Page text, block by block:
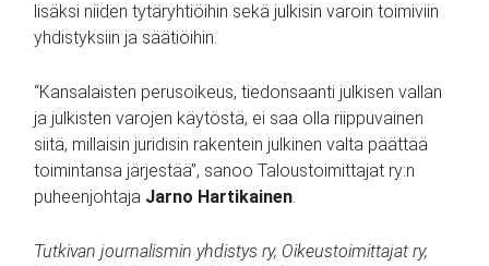
lisäksi niiden tytäryhtiöihin sekä julkisin varoin toimiviin
yhdistyksiin ja säätiöihin.
“Kansalaisten perusoikeus, tiedonsaanti julkisen vallan
ja julkisten varojen käytöstä, ei saa olla riippuvainen
siitä, millaisin juridisin rakentein julkinen valta päättää
toimintansa järjestää”, sanoo Taloustoimittajat ry:n
puheenjohtaja Jarno Hartikainen.
Tutkivan journalismin yhdistys ry, Oikeustoimittajat ry,